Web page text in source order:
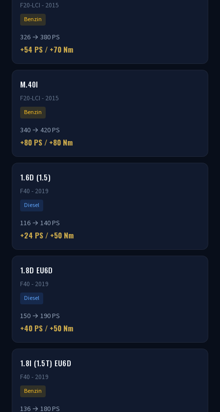
F20-LCI - 2015
Benzin
326 → 380 PS
+54 PS / +70 Nm
M.40I
F20-LCI - 2015
Benzin
340 → 420 PS
+80 PS / +80 Nm
1.6D (1.5)
F40 - 2019
Diesel
116 → 140 PS
+24 PS / +50 Nm
1.8D EU6D
F40 - 2019
Diesel
150 → 190 PS
+40 PS / +50 Nm
1.8I (1.5T) EU6D
F40 - 2019
Benzin
136 → 180 PS